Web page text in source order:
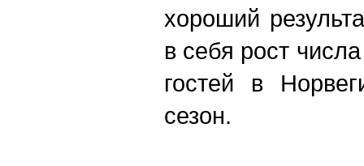
хороший
в себя рост
гостей в
сезон.